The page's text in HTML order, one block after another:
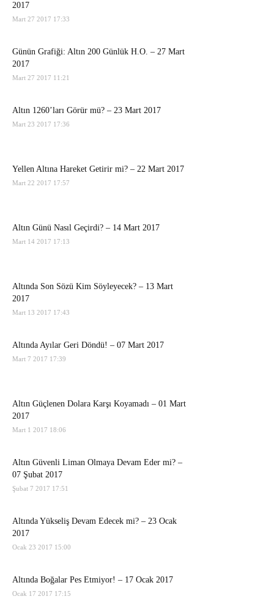
2017
Mart 27 2017 17:33
Günün Grafiği: Altın 200 Günlük H.O. – 27 Mart
2017
Mart 27 2017 11:21
Altın 1260’ları Görür mü? – 23 Mart 2017
Mart 23 2017 17:36
Yellen Altına Hareket Getirir mi? – 22 Mart 2017
Mart 22 2017 17:57
Altın Günü Nasıl Geçirdi? – 14 Mart 2017
Mart 14 2017 17:13
Altında Son Sözü Kim Söyleyecek? – 13 Mart
2017
Mart 13 2017 17:43
Altında Ayılar Geri Döndü! – 07 Mart 2017
Mart 7 2017 17:39
Altın Güçlenen Dolara Karşı Koyamadı – 01 Mart
2017
Mart 1 2017 18:06
Altın Güvenli Liman Olmaya Devam Eder mi? –
07 Şubat 2017
Şubat 7 2017 17:51
Altında Yükseliş Devam Edecek mi? – 23 Ocak
2017
Ocak 23 2017 15:00
Altında Boğalar Pes Etmiyor! – 17 Ocak 2017
Ocak 17 2017 17:15